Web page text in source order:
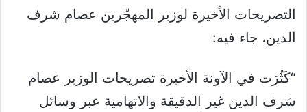
التصريحات الأخيرة لوزير المهجّرين عصام شرف
الدين، جاء فيه:
“كَثُرَت في الآونة الأخيرة تصريحات الوزير عصام
شرف الدين غير الدقيقة والاتهامية عبر وسائل